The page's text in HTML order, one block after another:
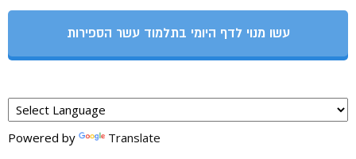
עשו מנוי לדף היומי בתלמוד עשר הספירות
Powered by Translate